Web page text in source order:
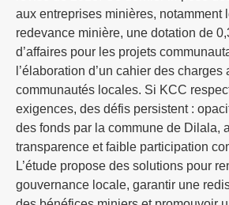
aux entreprises minières, notamment
redevance minière, une dotation de
d’affaires pour les projets
l’élaboration d’un cahier des charges
communautés locales. Si KCC
exigences, des défis persistent :
des fonds par la commune de Dilala,
transparence et faible participation
L’étude propose des solutions pour
gouvernance locale, garantir une